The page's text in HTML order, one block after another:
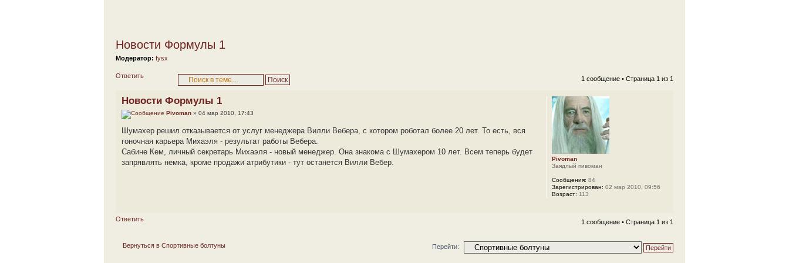
Новости Формулы 1
Модератор: fysx
Ответить 1 сообщение • Страница 1 из 1
Новости Формулы 1
Pivoman » 04 мар 2010, 17:43
Шумахер решил отказывается от услуг менеджера Вилли Вебера, с котором роботал более 20 лет. То есть, вся
гоночная карьера Михаэля - результат работы Вебера.
Сабине Кем, личный секретарь Михаэля - новый менеджер. Она знакома с Шумахером 10 лет. Всем теперь будет
запрявлять немка, кроме продажи атрибутики - тут останется Вилли Вебер.
Pivoman
Заядлый пивоман
Сообщения: 84
Зарегистрирован: 02 мар 2010, 09:56
Возраст: 113
Ответить 1 сообщение • Страница 1 из 1
Вернуться в Спортивные болтуны Перейти: